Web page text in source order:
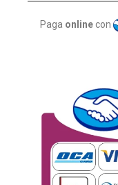
Paga online con